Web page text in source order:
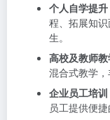
个人自学提升
程、拓展知
生。
高校及教师教
混合式教学，
企业员工培训
员工提供便